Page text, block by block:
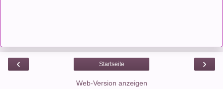
‹ ›
Startseite
Web-Version anzeigen